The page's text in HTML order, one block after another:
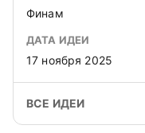
Финам
ДАТА ИДЕИ
17 ноября 2025
ВСЕ ИДЕИ